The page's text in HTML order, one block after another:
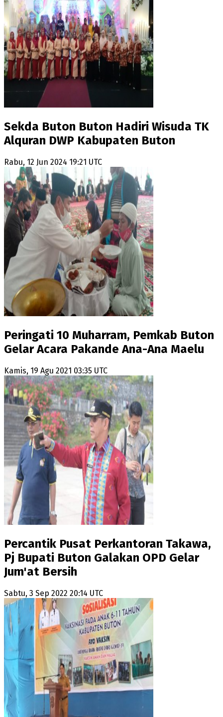
Sekda Buton Buton Hadiri Wisuda TK
Alquran DWP Kabupaten Buton
Rabu, 12 Jun 2024 19:21 UTC
Peringati 10 Muharram, Pemkab Buton
Gelar Acara Pakande Ana-Ana Maelu
Kamis, 19 Agu 2021 03:35 UTC
Percantik Pusat Perkantoran Takawa,
Pj Bupati Buton Galakan OPD Gelar
Jum'at Bersih
Sabtu, 3 Sep 2022 20:14 UTC